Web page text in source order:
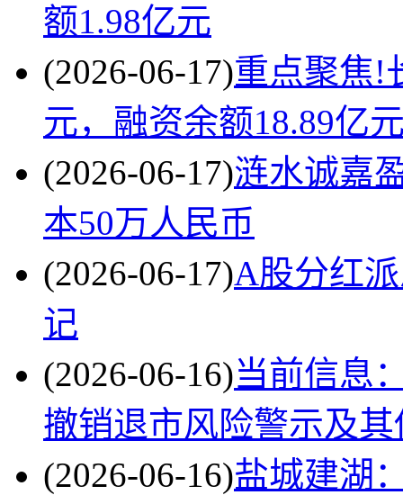
额1.98亿元
(2026-06-17)重点聚焦!
元，融资余额18.89亿
(2026-06-17)涟水诚嘉
本50万人民币
(2026-06-17)A股分红
记
(2026-06-16)当前信息
撤销退市风险警示及
(2026-06-16)盐城建湖